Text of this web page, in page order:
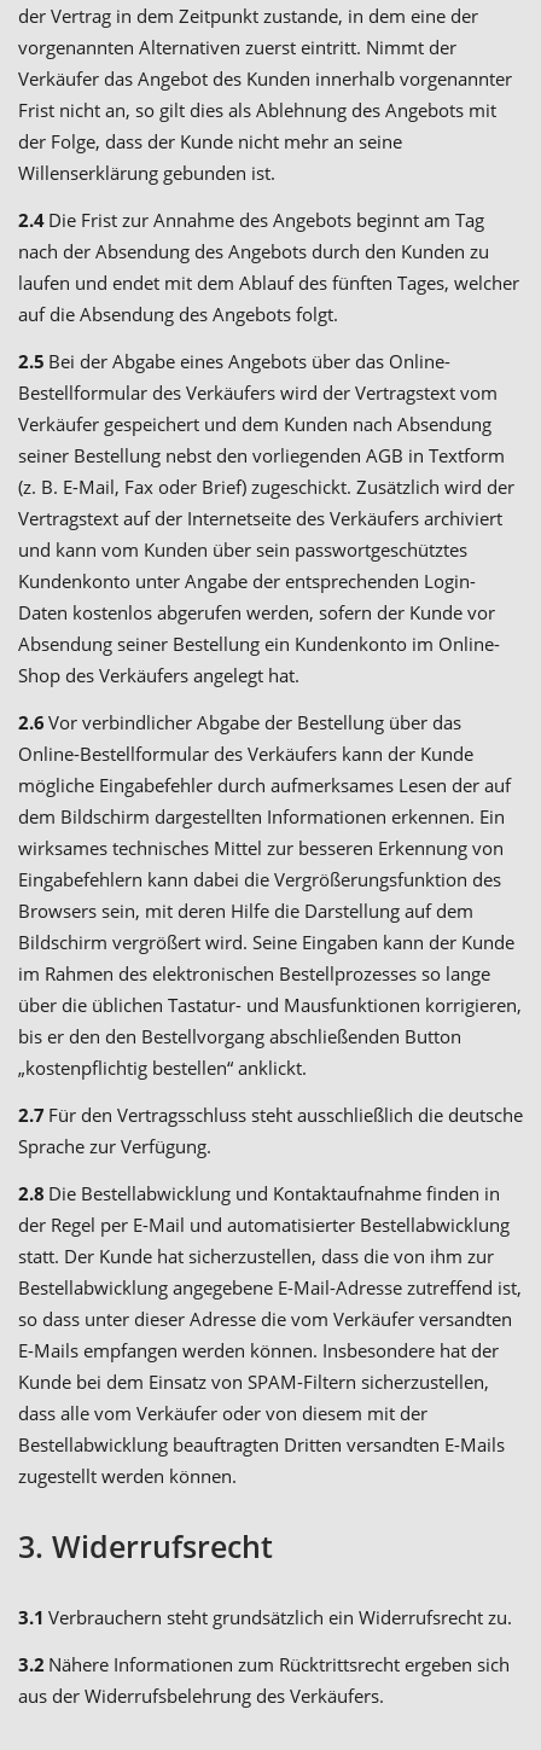
der Vertrag in dem Zeitpunkt zustande, in dem eine der
vorgenannten Alternativen zuerst eintritt. Nimmt der
Verkäufer das Angebot des Kunden innerhalb vorgenannter
Frist nicht an, so gilt dies als Ablehnung des Angebots mit
der Folge, dass der Kunde nicht mehr an seine
Willenserklärung gebunden ist.
2.4 Die Frist zur Annahme des Angebots beginnt am Tag
nach der Absendung des Angebots durch den Kunden zu
laufen und endet mit dem Ablauf des fünften Tages, welcher
auf die Absendung des Angebots folgt.
2.5 Bei der Abgabe eines Angebots über das Online-
Bestellformular des Verkäufers wird der Vertragstext vom
Verkäufer gespeichert und dem Kunden nach Absendung
seiner Bestellung nebst den vorliegenden AGB in Textform
(z. B. E-Mail, Fax oder Brief) zugeschickt. Zusätzlich wird der
Vertragstext auf der Internetseite des Verkäufers archiviert
und kann vom Kunden über sein passwortgeschütztes
Kundenkonto unter Angabe der entsprechenden Login-
Daten kostenlos abgerufen werden, sofern der Kunde vor
Absendung seiner Bestellung ein Kundenkonto im Online-
Shop des Verkäufers angelegt hat.
2.6 Vor verbindlicher Abgabe der Bestellung über das
Online-Bestellformular des Verkäufers kann der Kunde
mögliche Eingabefehler durch aufmerksames Lesen der auf
dem Bildschirm dargestellten Informationen erkennen. Ein
wirksames technisches Mittel zur besseren Erkennung von
Eingabefehlern kann dabei die Vergrößerungsfunktion des
Browsers sein, mit deren Hilfe die Darstellung auf dem
Bildschirm vergrößert wird. Seine Eingaben kann der Kunde
im Rahmen des elektronischen Bestellprozesses so lange
über die üblichen Tastatur- und Mausfunktionen korrigieren,
bis er den den Bestellvorgang abschließenden Button
„kostenpflichtig bestellen“ anklickt.
2.7 Für den Vertragsschluss steht ausschließlich die deutsche
Sprache zur Verfügung.
2.8 Die Bestellabwicklung und Kontaktaufnahme finden in
der Regel per E-Mail und automatisierter Bestellabwicklung
statt. Der Kunde hat sicherzustellen, dass die von ihm zur
Bestellabwicklung angegebene E-Mail-Adresse zutreffend ist,
so dass unter dieser Adresse die vom Verkäufer versandten
E-Mails empfangen werden können. Insbesondere hat der
Kunde bei dem Einsatz von SPAM-Filtern sicherzustellen,
dass alle vom Verkäufer oder von diesem mit der
Bestellabwicklung beauftragten Dritten versandten E-Mails
zugestellt werden können.
3. Widerrufsrecht
3.1 Verbrauchern steht grundsätzlich ein Widerrufsrecht zu.
3.2 Nähere Informationen zum Rücktrittsrecht ergeben sich
aus der Widerrufsbelehrung des Verkäufers.